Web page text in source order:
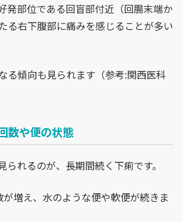
発部位である回盲部付近（回腸末端か
る右下腹部に痛みを感じることが多い
る傾向も見られます（参考:関西医科
数や便の状態
られるのが、長期間続く下痢です。
増え、水のような便や軟便が続きま